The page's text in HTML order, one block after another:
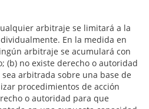
arbitraje se limitará a la
En la medida en
arbitraje se acumulará con
(b) no existe derecho o autoridad
arbitrada sobre una base de
procedimientos de acción
o autoridad para que